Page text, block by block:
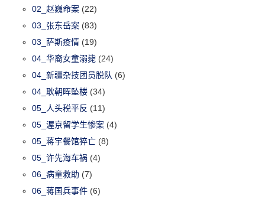
02_赵巍命案 (22)
03_张东岳案 (83)
03_萨斯疫情 (19)
04_华裔女童溺毙 (24)
04_新疆杂技团员脱队 (6)
04_耿朝晖坠楼 (34)
05_人头税平反 (11)
05_渥京留学生惨案 (4)
05_蒋宇餐馆猝亡 (8)
05_许先海车祸 (4)
06_病童救助 (7)
06_蒋国兵事件 (6)